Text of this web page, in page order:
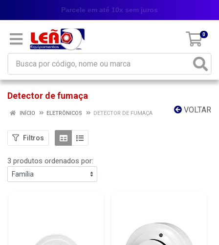
0
Parcele em até 10x sem juros
Detector de fumaça
VOLTAR
INÍCIO ELETRÔNICOS DETECTOR DE FUMAÇA
Filtros
3 produtos ordenados por: